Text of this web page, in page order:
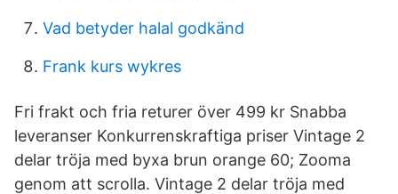
Vad betyder halal godkänd
Frank kurs wykres
Fri frakt och fria returer över 499 kr Snabba
leveranser Konkurrenskraftiga priser Vintage 2
delar tröja med byxa brun orange 60; Zooma
genom att scrolla. Vintage 2 delar tröja med